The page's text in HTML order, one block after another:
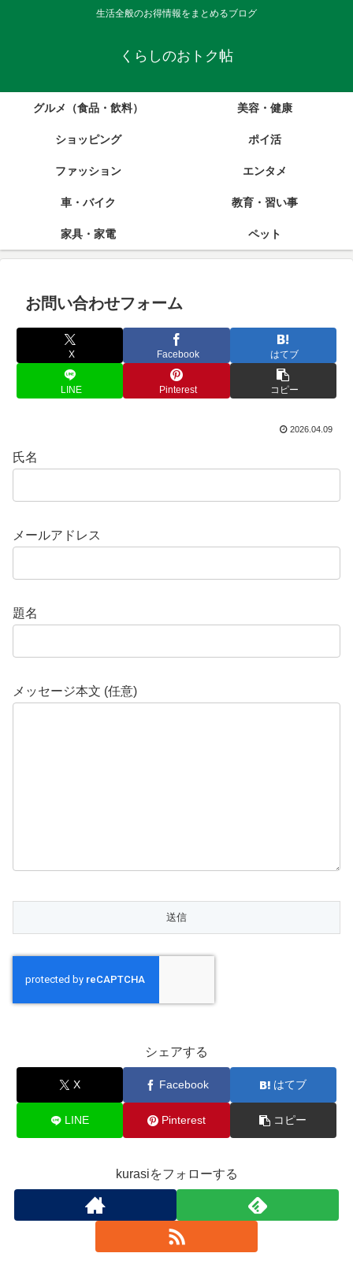
生活全般のお得情報をまとめるブログ
くらしのおトク帖
グルメ（食品・飲料） 美容・健康
ショッピング ポイ活
ファッション エンタメ
車・バイク 教育・習い事
家具・家電 ペット
お問い合わせフォーム
X Facebook はてブ
LINE Pinterest コピー
2026.04.09
氏名
メールアドレス
題名
メッセージ本文 (任意)
シェアする
X Facebook はてブ
LINE Pinterest コピー
kurasiをフォローする